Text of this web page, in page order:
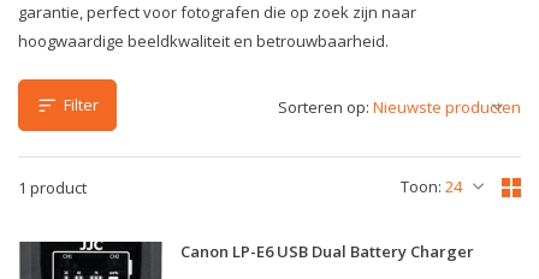
garantie, perfect voor fotografen die op zoek zijn naar
hoogwaardige beeldkwaliteit en betrouwbaarheid.
Filter
1 product Toon:
Sorteren op:
Canon LP-E6 USB Dual Battery Charger